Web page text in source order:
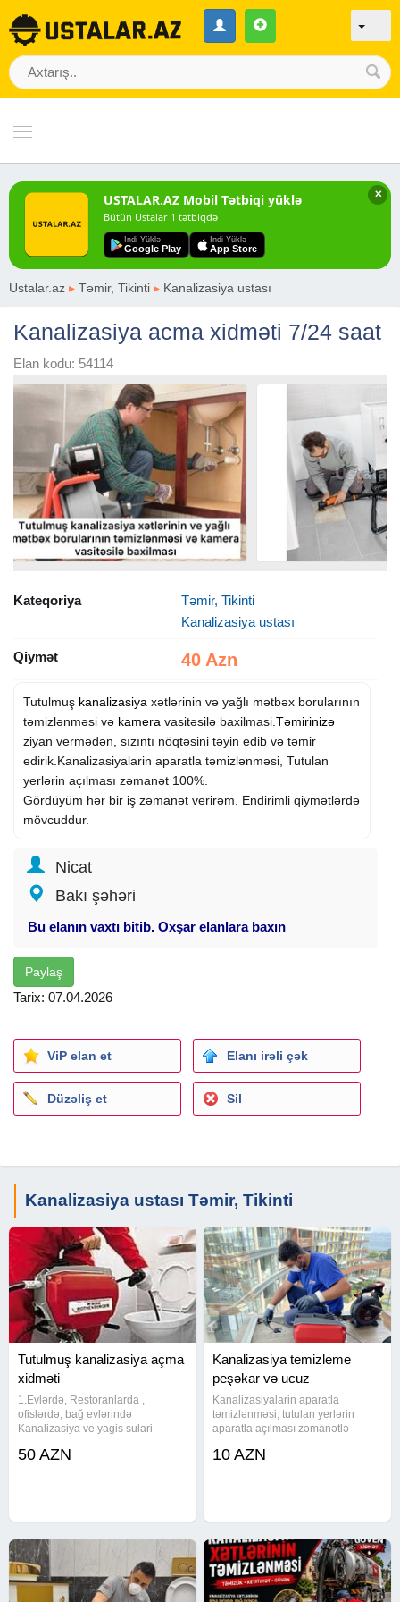
✕
USTALAR.AZ Mobil Tətbiqi yüklə
Bütün Ustalar 1 tətbiqdə
Indi Yüklə
Google Play
Indi Yüklə
App Store
Ustalar.az ▸ Təmir, Tikinti ▸ Kanalizasiya ustası
Kanalizasiya acma xidməti 7/24 saat
Elan kodu: 54114
Kateqoriya
Təmir, Tikinti
Kanalizasiya ustası
Qiymət 40 Azn
Tutulmuş kanalizasiya xətlərinin və yağlı mətbəx borularının
təmizlənməsi və kamera vasitəsilə baxilmasi. Təmirinizə
ziyan vermədən, sızıntı nöqtəsini təyin edib və təmir
edirik.Kanalizasiyalarin aparatla təmizlənməsi, Tutulan
yerlərin açılması zəmanət 100%.
Gördüyüm hər bir iş zəmanət verirəm. Endirimli qiymətlərdə
mövcuddur.
Nicat
Bakı şəhəri
Bu elanın vaxtı bitib. Oxşar elanlara baxın
Paylaş
Tarix: 07.04.2026
ViP elan et Elanı irəli çək
Düzəliş et Sil
Kanalizasiya ustası Təmir, Tikinti
Tutulmuş kanalizasiya açma
xidməti
1.Evlərdə, Restoranlarda ,
ofislərdə, bağ evlərində
Kanalizasiya ve yagis sulari
avadanliqlar ile temizlenmesi ve
50 AZN
Kanalizasiya temizleme
peşəkar və ucuz
Kanalizasiyalarin aparatla
təmizlənməsi, tutulan yerlərin
aparatla açılması zəmanətlə
zəmanət verəm. Ən son
10 AZN